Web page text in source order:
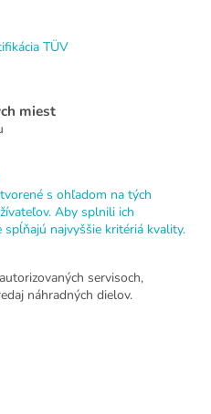
TÜV
miest
s ohľadom na tých
Aby splnili ich
spĺňajú najvyššie kritériá kvality.
servisoch,
náhradných dielov.